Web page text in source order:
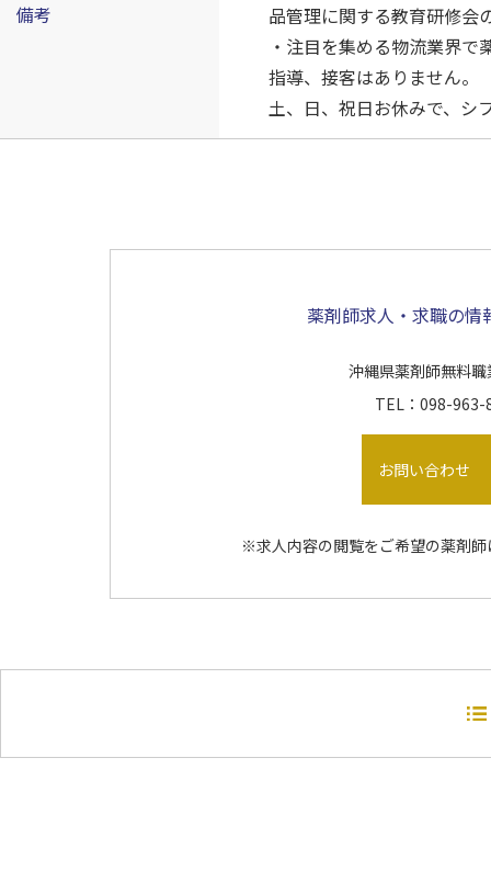
備考
品管理に関する教育研修会
・注目を集める物流業界
指導、接客はありません。
土、日、祝日お休みで、シ
薬剤師求人・求職の
沖縄県薬剤師無料
TEL：098-
お問い合わせ
※求人内容の閲覧をご希望の薬剤